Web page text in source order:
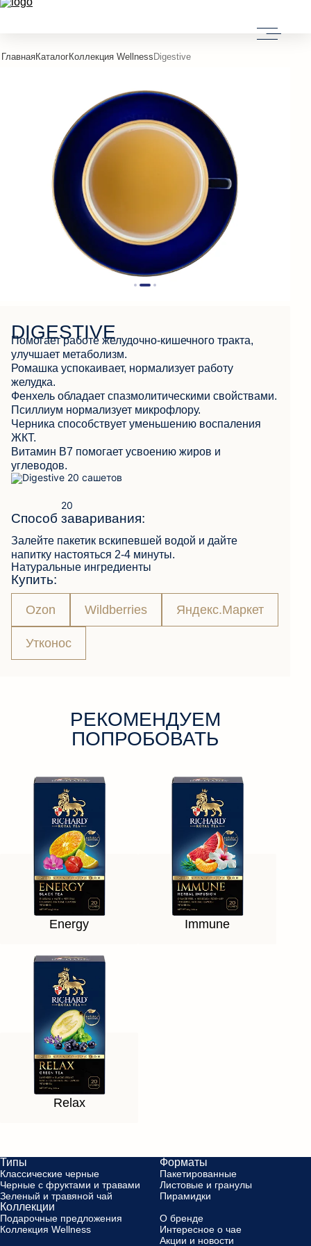
ГлавнаяКаталогКоллекция Wellness Digestive
DIGESTIVE
Помогает работе желудочно-кишечного тракта,
улучшает метаболизм.
Ромашка успокаивает, нормализует работу
желудка.
Фенхель обладает спазмолитическими свойствами.
Псиллиум нормализует микрофлору.
Черника способствует уменьшению воспаления
ЖКТ.
Витамин B7 помогает усвоению жиров и
углеводов.
Способ заваривания:
Залейте пакетик вскипевшей водой и дайте
напитку настояться 2-4 минуты.
Натуральные ингредиенты
Купить:
Ozon Wildberries Яндекс.Маркет
Утконос
РЕКОМЕНДУЕМ
ПОПРОБОВАТЬ
Energy Immune
Relax
Типы
Классические черные
Черные с фруктами и травами
Зеленый и травяной чай
Форматы
Пакетированные
Листовые и гранулы
Пирамидки
Коллекции
Подарочные предложения
Коллекция Wellness
О бренде
Интересное о чае
Акции и новости
ОБРАТНАЯ СВЯЗЬ